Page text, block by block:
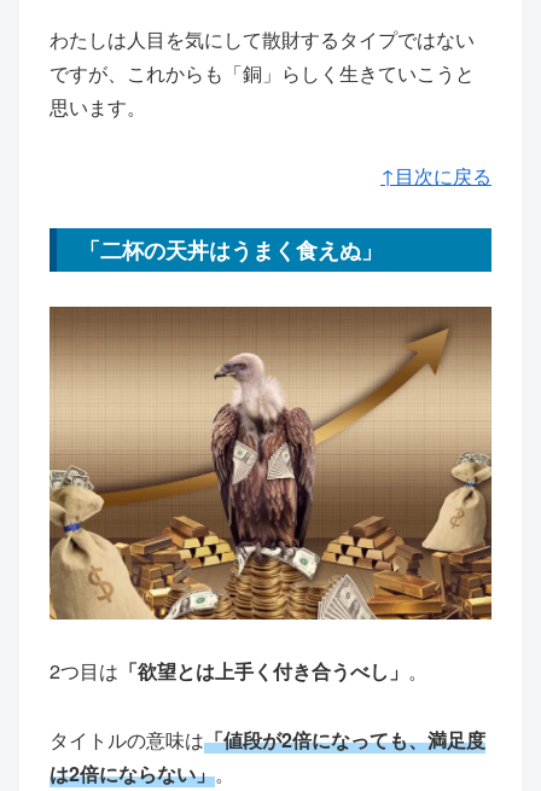
わたしは人目を気にして散財するタイプではない
ですが、これからも「銅」らしく生きていこうと
思います。
↑目次に戻る
「二杯の天丼はうまく食えぬ」
2つ目は 「欲望とは上手く付き合うべし」 。
タイトルの意味は「値段が2倍になっても、満足度
は2倍にならない」。